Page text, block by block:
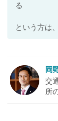
る
という方は
岡
交
所